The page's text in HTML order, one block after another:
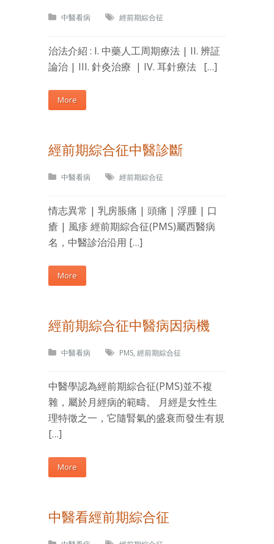
中醫看病 經前期綜合征
治法介紹 : I. 中藥人工周期療法 | II. 辨証
論治 | III. 針灸治療 | IV. 耳針療法 […]
More
經前期綜合征中醫診斷
中醫看病 經前期綜合征
情志異常 | 乳房脹痛 | 頭痛 | 浮腫 | 口
瘡 | 風疹 經前期綜合征(PMS)屬西醫病
名，中醫診治沿用 […]
More
經前期綜合征中醫病因病機
中醫看病 PMS, 經前期綜合征
中醫學認為經前期綜合征(PMS)並不複
雜，屬於月經病的範疇。 月經是女性生
理特徵之一，它隨腎氣的盛衰而發生有規
[…]
More
中醫看經前期綜合征